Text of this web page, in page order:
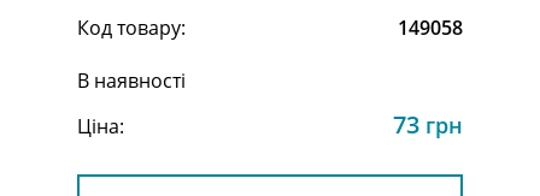
Код товару:
149058
В наявності
Ціна:
73 грн